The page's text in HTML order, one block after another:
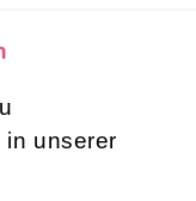
in unserer